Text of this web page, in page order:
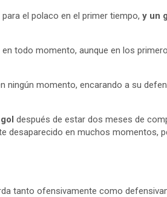
para el polaco en el primer tiempo, y un
todo momento, aunque en los
ningún momento, encarando a su
después de estar dos meses de
desaparecido en muchos momentos,
tanto ofensivamente como